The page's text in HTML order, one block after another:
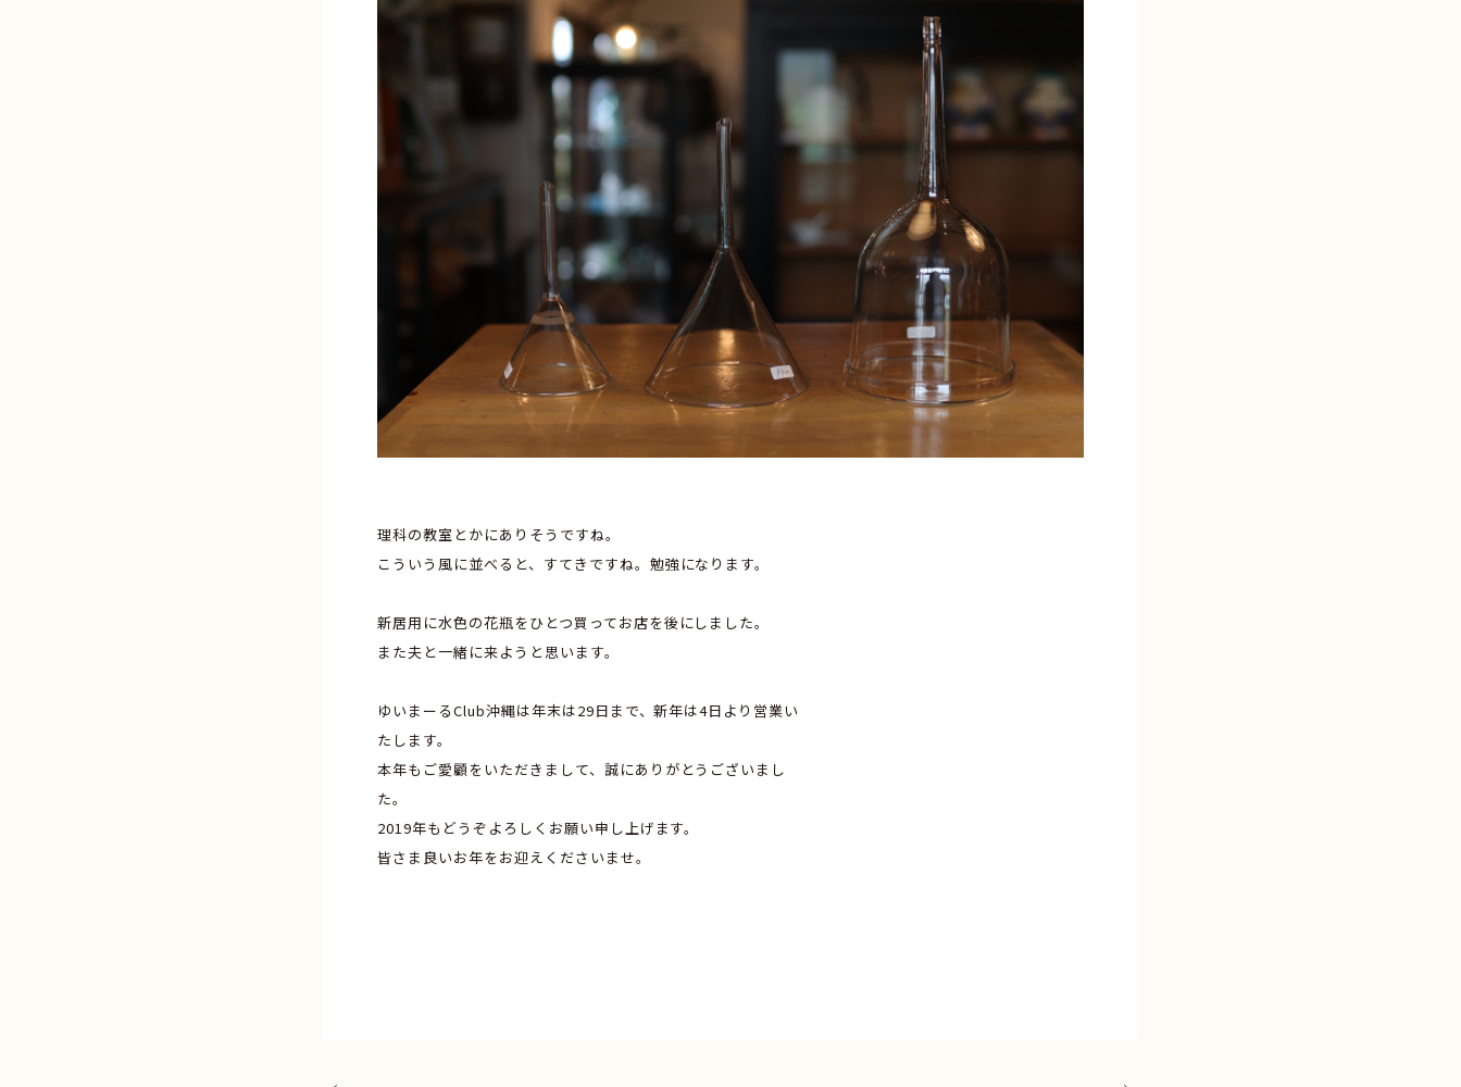
理科の教室とかにありそうですね。
こういう風に並べると、すてきですね。勉強になります。
新居用に水色の花瓶をひとつ買ってお店を後にしました。
また夫と一緒に来ようと思います。
ゆいまーるClub沖縄は年末は29日まで、新年は4日より営業い
たします。
本年もご愛顧をいただきまして、誠にありがとうございまし
た。
2019年もどうぞよろしくお願い申し上げます。
皆さま良いお年をお迎えくださいませ。